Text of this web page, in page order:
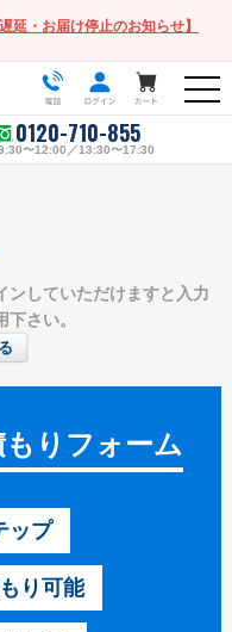
延・お届け停止のお知らせ】
0120-710-855
〜12:00／13:30〜17:30
ンしていただけますと入力
さい。
りフォーム
ップ
り可能